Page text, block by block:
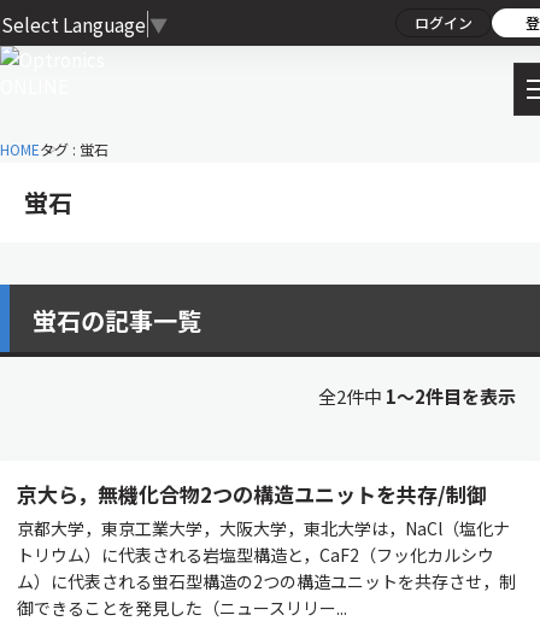
Select Language ▼ ログイン
HOMEタグ : 蛍石
蛍石
蛍石の記事一覧
全2件中 1〜2件目を表示
京大ら，無機化合物2つの構造ユニットを共存/制御
京都大学，東京工業大学，大阪大学，東北大学は，NaCl（塩化ナ
トリウム）に代表される岩塩型構造と，CaF2（フッ化カルシウ
ム）に代表される蛍石型構造の2つの構造ユニットを共存させ，制
御できることを発見した（ニュースリリー...